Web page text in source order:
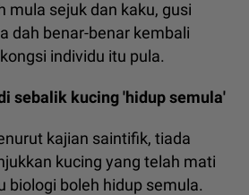
mula sejuk dan kaku, gusi
dah benar-benar kembali
individu itu pula.
sebalik kucing 'hidup semula'
kajian saintifik, tiada
kucing yang telah mati
biologi boleh hidup semula.